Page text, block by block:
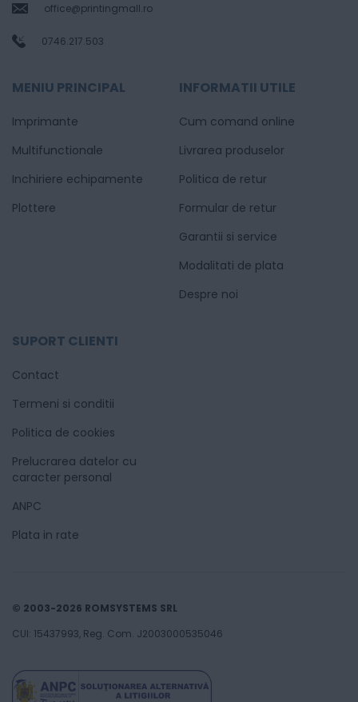
office@printingmall.ro
0746.217.503
MENIU PRINCIPAL
Imprimante
Multifunctionale
Inchiriere echipamente
Plottere
INFORMATII UTILE
Cum comand online
Livrarea produselor
Politica de retur
Formular de retur
Garantii si service
Modalitati de plata
Despre noi
SUPORT CLIENTI
Contact
Termeni si conditii
Politica de cookies
Prelucrarea datelor cu
caracter personal
ANPC
Plata in rate
© 2003-2026 ROMSYSTEMS SRL
CUI: 15437993, Reg. Com. J2003000535046